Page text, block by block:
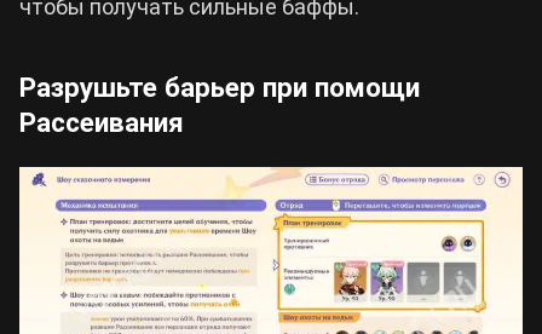
чтобы получать сильные баффы.
Разрушьте барьер при помощи
Рассеивания